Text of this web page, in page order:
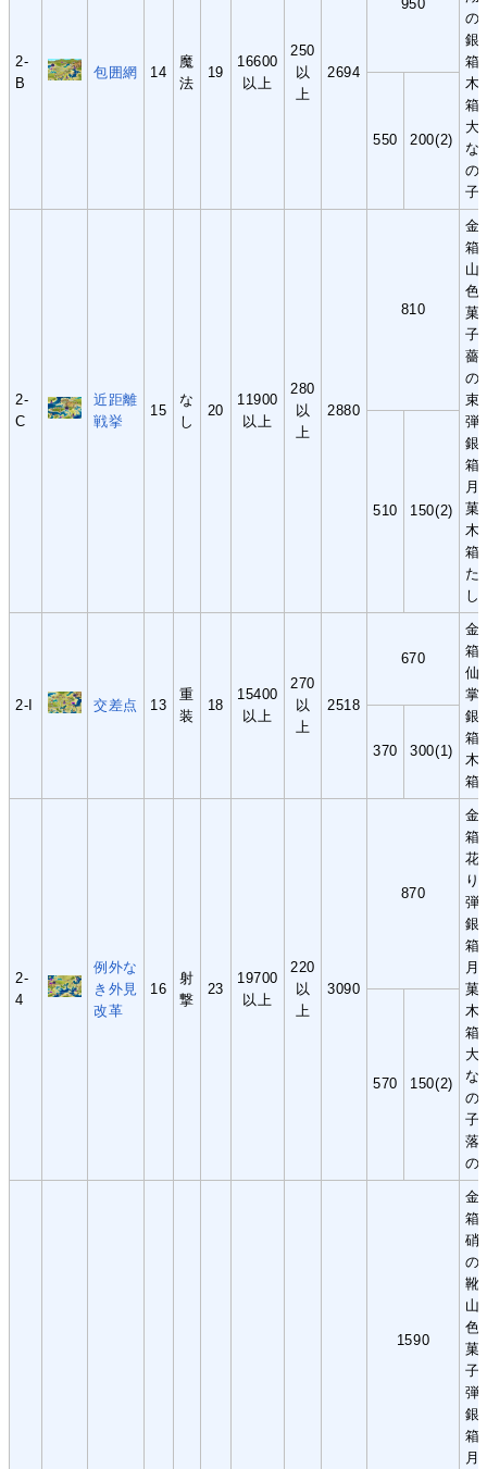
2-
B
包囲網 14
魔
法
19
16600
以上
250
以
上
2694
950
の
銀
箱
木
箱
大
な
の
子
550 200(2)
2-
C
近距離
戦挙
15
な
し
20
11900
以上
280
以
上
2880
810
金
箱
山
色
菓
子
薔
の
束
弾
銀
箱
月
菓
木
箱
た
し
510 150(2)
2-I 交差点 13
重
装
18
15400
以上
270
以
上
2518
670
金
箱
仙
掌
銀
箱
木
箱
370 300(1)
2-
4
例外な
き外見
改革
16
射
撃
23
19700
以上
220
以
上
3090
870
金
箱
花
り
弾
銀
箱
月
菓
木
箱
大
な
の
子
落
の
570 150(2)
1590
金
箱
硝
の
靴
山
色
菓
子
弾
銀
箱
月